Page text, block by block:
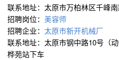
联系地址：太原市万柏林区千峰
招聘岗位： 美容师
招聘企业： 太原市新开机械厂
联系地址：太原市钢中路10号（
桦苑站下车